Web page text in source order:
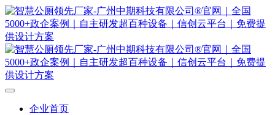
企业首页